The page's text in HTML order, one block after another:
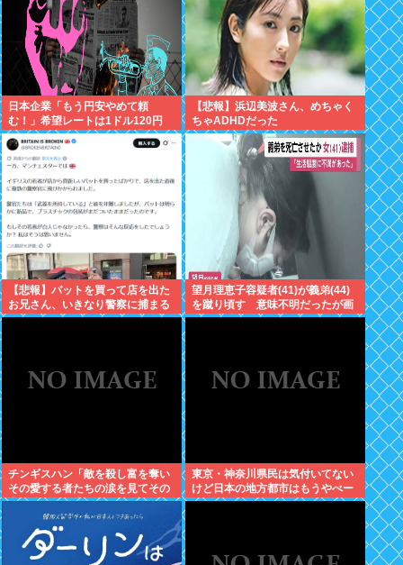
日本企業「もう円安やめて頼
む！」希望レートは1ドル120円
現実は160円前後「輸出企業まで
悲鳴」
【悲報】浜辺美波さん、めちゃく
ちゃADHDだった
【悲報】バットを買って店を出た
お兄さん、いきなり警察に捕まる
www
望月理恵子容疑者(41)が義弟(44)
を蹴り頃す 意味不明だったが画
像みて納得・・・
チンギスハン「敵を殺し富を奪い
その愛する者たちの涙を見てその
妻や娘をレ●プするのが最大の喜
東京・神奈川県民は気付いてない
けど日本の地方都市はもうやべー
ぞ